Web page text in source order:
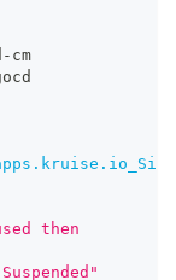
- cm
then